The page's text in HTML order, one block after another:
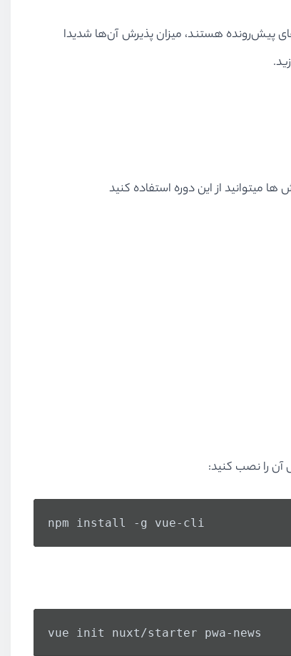
پیش‌رونده هستند، میزان پذیرش آن‌ها شدیدا
میتوانید از این دوره استفاده کنید
npm install -g vue-cli
vue init nuxt/starter pwa-news